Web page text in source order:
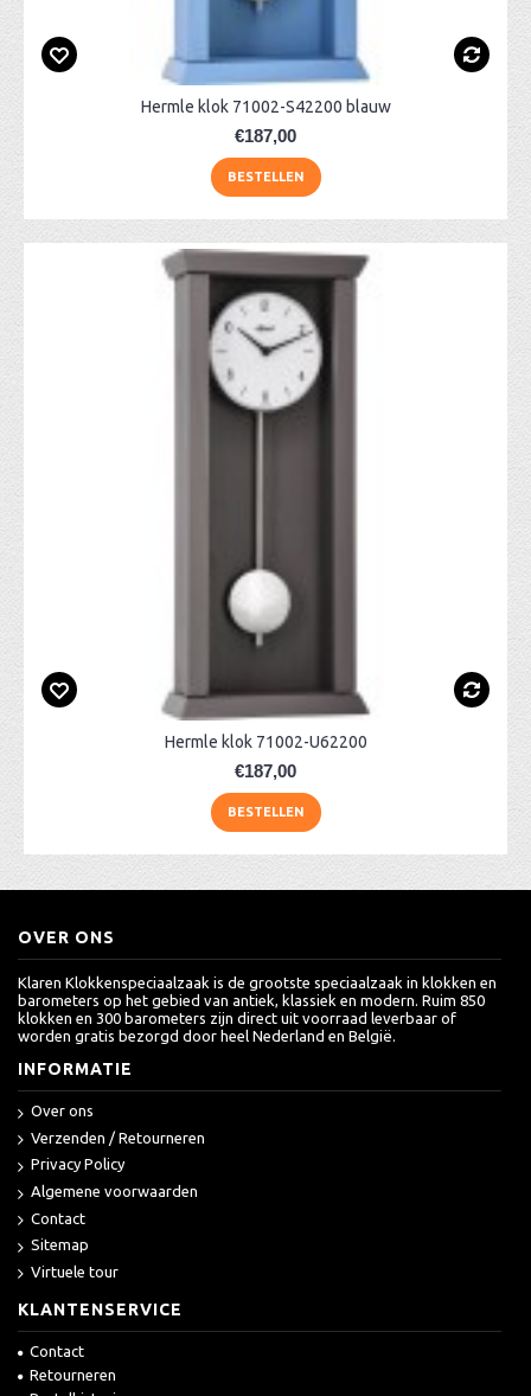
Hermle klok 71002-S42200 blauw
€187,00
BESTELLEN
Hermle klok 71002-U62200
€187,00
BESTELLEN
OVER ONS
Klaren Klokkenspeciaalzaak is de grootste speciaalzaak in klokken en
barometers op het gebied van antiek, klassiek en modern. Ruim 850
klokken en 300 barometers zijn direct uit voorraad leverbaar of
worden gratis bezorgd door heel Nederland en België.
INFORMATIE
Over ons
Verzenden / Retourneren
Privacy Policy
Algemene voorwaarden
Contact
Sitemap
Virtuele tour
KLANTENSERVICE
Contact
Retourneren